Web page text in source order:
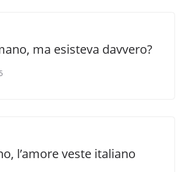
ma esisteva davvero?
l’amore veste italiano